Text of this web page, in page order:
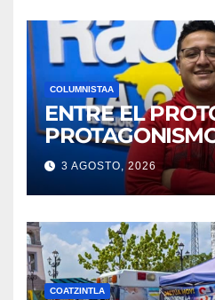
COLUMNISTAA
ENTRE EL
3 AGOSTO, 2026
COATZINTLA